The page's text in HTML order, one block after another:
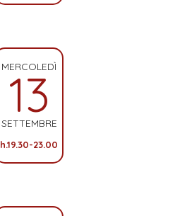
MERCOLEDÌ
13
SETTEMBRE
h.19.30-23.00